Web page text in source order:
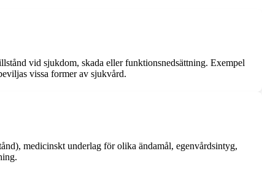
vid sjukdom, skada eller funktionsnedsättning. Exempel
vissa former av sjukvård.
medicinskt underlag för olika ändamål, egenvårdsintyg,